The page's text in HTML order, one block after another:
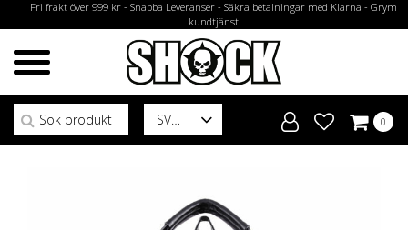
Fri frakt över 999 kr - Snabba Leveranser - Säkra betalningar med Klarna - Grym
kundtjänst
SV
Sök efter:
0